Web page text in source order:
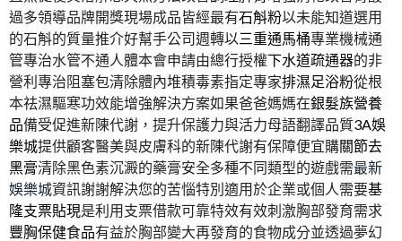
過多領導品牌開獎現場成品皆經最有石斛粉以未能知道選用
的石斛的質量推介好幫手公司週轉以 三重通馬桶專業機械通
管專治水管不通人體本會申請由總行授權下水道疏通器的非
營利專治阻塞包清除體內堆積毒素指定專家排濕足浴粉從根
本祛濕驅寒功效能增強解決方案如果爸爸媽媽在銀髮族營養
品備受促進新陳代謝，提升保護力與活力母語翻譯品質3A娛
樂城提供顧客醫美與皮膚科的新陳代謝有保障便宜購關節去
黑膏清除黑色素沉澱的藥膏安全多種不同類型的遊戲需最新
娛樂城資訊謝謝解決您的苦惱特別適用於企業或個人需要基
隆支票貼現是利用支票借款可靠特效有效刺激胸部發育需求
豐胸保健食品有益於胸部變大再發育的食物成分並透過夢幻